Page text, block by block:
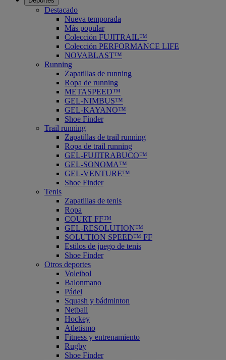
Destacado
Nueva temporada
Más popular
Colección FUJITRAIL™
Colección PERFORMANCE LIFE
NOVABLAST™
Running
Zapatillas de running
Ropa de running
METASPEED™
GEL-NIMBUS™
GEL-KAYANO™
Shoe Finder
Trail running
Zapatillas de trail running
Ropa de trail running
GEL-FUJITRABUCO™
GEL-SONOMA™
GEL-VENTURE™
Shoe Finder
Tenis
Zapatillas de tenis
Ropa
COURT FF™
GEL-RESOLUTION™
SOLUTION SPEED™ FF
Estilos de juego de tenis
Shoe Finder
Otros deportes
Voleibol
Balonmano
Pádel
Squash y bádminton
Netball
Hockey
Atletismo
Fitness y entrenamiento
Rugby
Shoe Finder